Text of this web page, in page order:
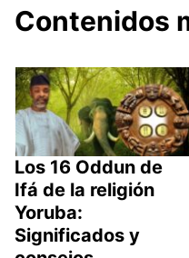
Contenidos
Los 16 Oddun de
Ifá de la religión
Yoruba:
Significados y